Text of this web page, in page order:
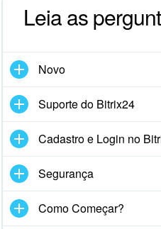
Leia as
Novo
Suporte do Bitrix24
Cadastro e Login no
Segurança
Como Começar?